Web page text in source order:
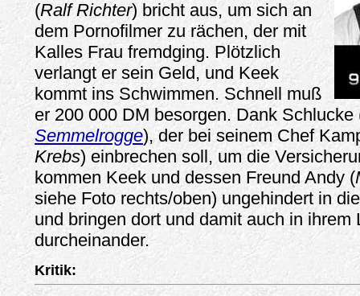
(Ralf Richter) bricht aus, um sich an
dem Pornofilmer zu rächen, der mit
Kalles Frau fremdging. Plötzlich
verlangt er sein Geld, und Keek
kommt ins Schwimmen. Schnell muß
er 200 000 DM besorgen. Dank Schlucke
Semmelrogge), der bei seinem Chef
Krebs) einbrechen soll, um die
kommen Keek und dessen Freund Andy (
siehe Foto rechts/oben) ungehindert in
und bringen dort und damit auch in ihrem
durcheinander.
Kritik: